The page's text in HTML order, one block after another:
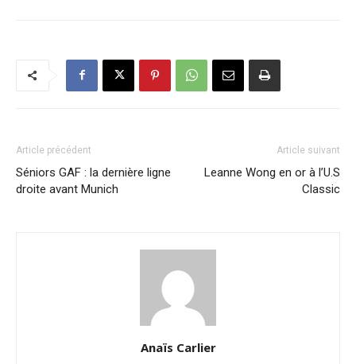
Article précédent
Séniors GAF : la dernière ligne
droite avant Munich
Article suivant
Leanne Wong en or à l’U.S
Classic
Anaïs Carlier